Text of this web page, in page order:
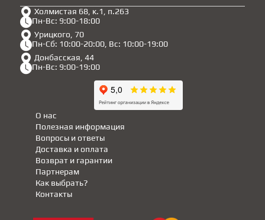
Холмистая 68, к.1, п.263
Пн-Вс: 9:00-18:00
Урицкого, 70
Пн-Сб: 10:00-20:00, Вс: 10:00-19:00
Донбасская, 44
Пн-Вс: 9:00-19:00
Полезная информация
Партнерам
Вопросы и ответы
Доставка и оплата
Возврат и гарантии
Как выбрать?
О нас
Контакты